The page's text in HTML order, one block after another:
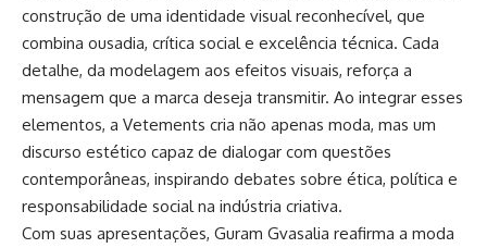
construção de uma identidade visual reconhecível, que
combina ousadia, crítica social e excelência técnica. Cada
detalhe, da modelagem aos efeitos visuais, reforça a
mensagem que a marca deseja transmitir. Ao integrar esses
elementos, a Vetements cria não apenas moda, mas um
discurso estético capaz de dialogar com questões
contemporâneas, inspirando debates sobre ética, política e
responsabilidade social na indústria criativa.
Com suas apresentações, Guram Gvasalia reafirma a moda